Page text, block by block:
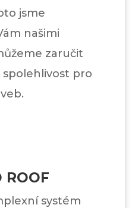
jsme
našimi
zaručit
spolehlivost pro
ROOF
systém